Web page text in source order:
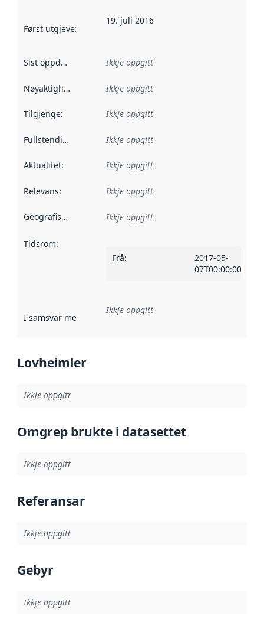
Først utgjeve: Denne datoen seier når dataa i dette
19. juli 2016
Sist oppdatert Ikkje oppgitt
Nøyaktigheit Ikkje oppgitt
Tilgjenge: Ikkje oppgitt
Fullstendigheit Ikkje oppgitt
Aktualitet: Ikkje oppgitt
Relevans: Ikkje oppgitt
Geografisk område Ikkje oppgitt
Tidsrom:
Frå:
2017-05-
07T00:00:00Z
I samsvar med Referanse til ei implementeringsregel eller
Ikkje oppgitt
Lovheimler
Ikkje oppgitt
Omgrep brukte i datasettet
Ikkje oppgitt
Referansar
Ikkje oppgitt
Gebyr
Ikkje oppgitt